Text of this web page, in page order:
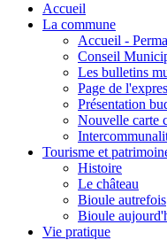
Accueil
La commune
Accueil -
Conseil
Les bulletins
Page de
Présentation
Nouvelle carte
Tourisme et
Histoire
Le château
Bioule autrefois
Bioule
Vie pratique